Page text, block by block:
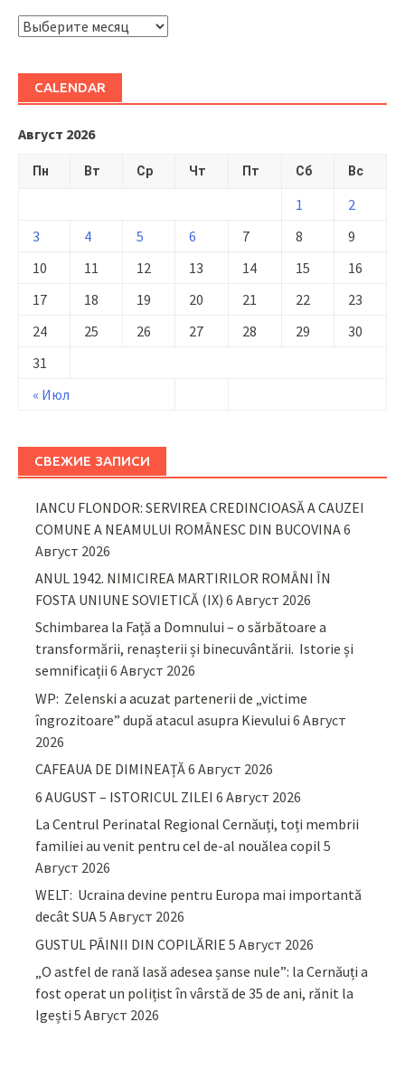
ARHIVĂ
CALENDAR
Август 2026
Пн Вт Ср Чт Пт Сб Вс
« Июл
1
2
3
4 5 6 7 8
9
10
11 12 13 14 15
16
17
18 19 20 21 22
23
24
25 26 27 28 29
30
31
СВЕЖИЕ ЗАПИСИ
IANCU FLONDOR: SERVIREA CREDINCIOASĂ A CAUZEI
COMUNE A NEAMULUI ROMÂNESC DIN BUCOVINA6
Август 2026
ANUL 1942. NIMICIREA MARTIRILOR ROMÂNI ÎN
FOSTA UNIUNE SOVIETICĂ (IX) 6 Август 2026
Schimbarea la Față a Domnului – o sărbătoare a
transformării, renașterii și binecuvântării. Istorie și
semnificații 6 Август 2026
WP: Zelenski a acuzat partenerii de „victime
îngrozitoare” după atacul asupra Kievului 6 Август
2026
CAFEAUA DE DIMINEAȚĂ6 Август 2026
6 AUGUST – ISTORICUL ZILEI 6 Август 2026
La Centrul Perinatal Regional Cernăuți, toți membrii
familiei au venit pentru cel de-al nouălea copil 5
Август 2026
WELT: Ucraina devine pentru Europa mai importantă
decât SUA5 Август 2026
GUSTUL PÂINII DIN COPILĂRIE 5 Август 2026
„O astfel de rană lasă adesea șanse nule”: la Cernăuți a
fost operat un polițist în vârstă de 35 de ani, rănit la
Igești 5 Август 2026